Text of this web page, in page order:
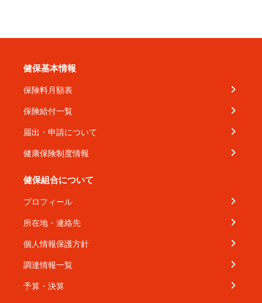
健保基本情報
保険料月額表
保険給付一覧
届出・申請について
健康保険制度情報
健保組合について
プロフィール
所在地・連絡先
個人情報保護方針
調達情報一覧
予算・決算